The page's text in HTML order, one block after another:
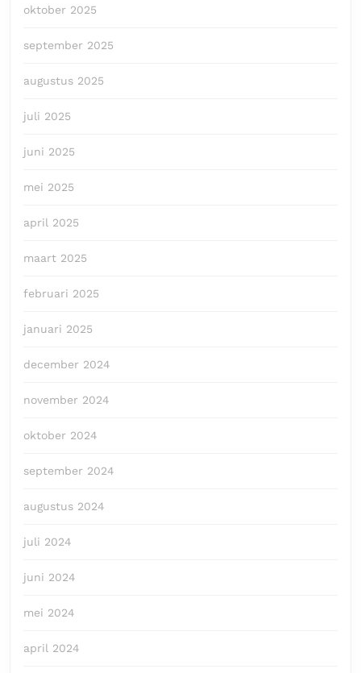
oktober 2025
september 2025
augustus 2025
juli 2025
juni 2025
mei 2025
april 2025
maart 2025
februari 2025
januari 2025
december 2024
november 2024
oktober 2024
september 2024
augustus 2024
juli 2024
juni 2024
mei 2024
april 2024